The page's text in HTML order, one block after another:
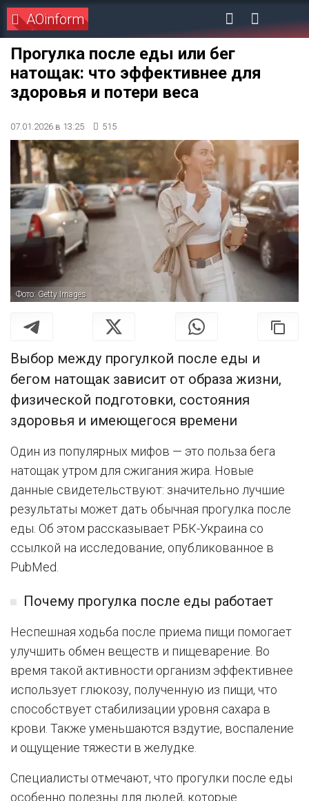
AOinform
Прогулка после еды или бег
натощак: что эффективнее для
здоровья и потери веса
07.01.2026 в 13:25 515
Фото: Getty Images
Выбор между прогулкой после еды и
бегом натощак зависит от образа жизни,
физической подготовки, состояния
здоровья и имеющегося времени
Один из популярных мифов — это польза бега
натощак утром для сжигания жира. Новые
данные свидетельствуют: значительно лучшие
результаты может дать обычная прогулка после
еды. Об этом рассказывает РБК-Украина со
ссылкой на исследование, опубликованное в
PubMed.
Почему прогулка после еды работает
Неспешная ходьба после приема пищи помогает
улучшить обмен веществ и пищеварение. Во
время такой активности организм эффективнее
использует глюкозу, полученную из пищи, что
способствует стабилизации уровня сахара в
крови. Также уменьшаются вздутие, воспаление
и ощущение тяжести в желудке.
Специалисты отмечают, что прогулки после еды
особенно полезны для людей, которые